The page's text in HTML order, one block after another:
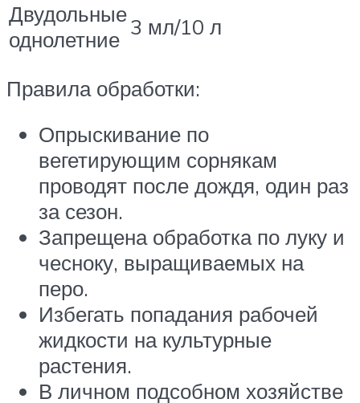
Двудольные
однолетние 3 мл/10 л
Правила обработки:
Опрыскивание по
вегетирующим сорнякам
проводят после дождя, один раз
за сезон.
Запрещена обработка по луку и
чесноку, выращиваемых на
перо.
Избегать попадания рабочей
жидкости на культурные
растения.
В личном подсобном хозяйстве